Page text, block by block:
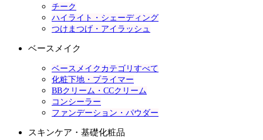
チーク
ハイライト・シェーディング
つけまつげ・アイラッシュ
ベースメイク
ベースメイクカテゴリすべて
化粧下地・プライマー
BBクリーム・CCクリーム
コンシーラー
ファンデーション・パウダー
スキンケア・基礎化粧品